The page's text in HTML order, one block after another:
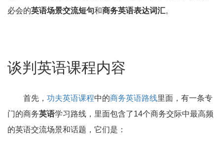
必会的英语场景交流短句和商务英语表达词汇。
谈判英语课程内容
首先， 功夫英语课程中的商务英语路线里面，有一条专
门的商务英语学习路线，里面包含了14个商务交际中最高频
的英语交流场景和话题，它们是：